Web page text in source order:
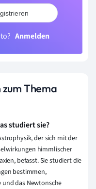
Anmelden
Thema
studiert sie?
der sich mit der
himmlischer
befasst. Sie studiert die
bestimmen,
und das Newtonsche